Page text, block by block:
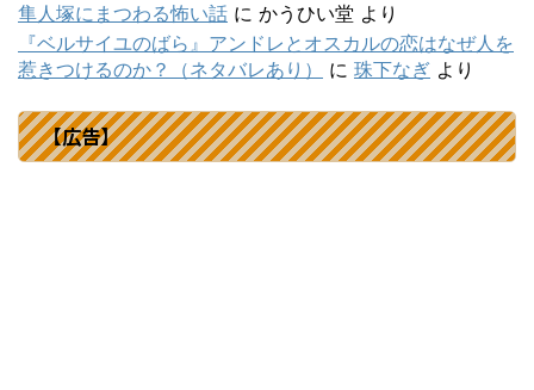
隼人塚にまつわる怖い話 に かうひい堂 より
『ベルサイユのばら』アンドレとオスカルの恋はなぜ人を
惹きつけるのか？（ネタバレあり）
に 珠下なぎ より
【広告】